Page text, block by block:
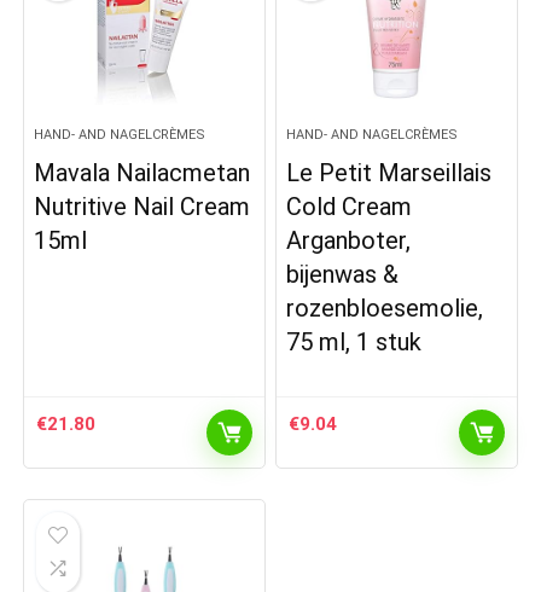
HAND- AND NAGELCRÈMES
Mavala Nailacmetan
Nutritive Nail Cream
15ml
€21.80
HAND- AND NAGELCRÈMES
Le Petit Marseillais
Cold Cream
Arganboter,
bijenwas &
rozenbloesemolie,
75 ml, 1 stuk
€9.04